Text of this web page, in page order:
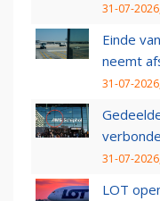
31-07-
Einde
neemt
31-07-
31-07-
LOT